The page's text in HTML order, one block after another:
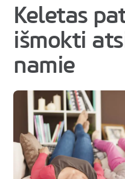
Keletas
išmokti
namie